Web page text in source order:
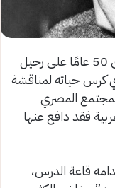
يحتفل العالم العربي خلال هذه الفترة بذكرى 50 عامًا على رحيل
كرس حياته لمناقشة
المصري
فقد دافع عنها
قاعة الدرس،